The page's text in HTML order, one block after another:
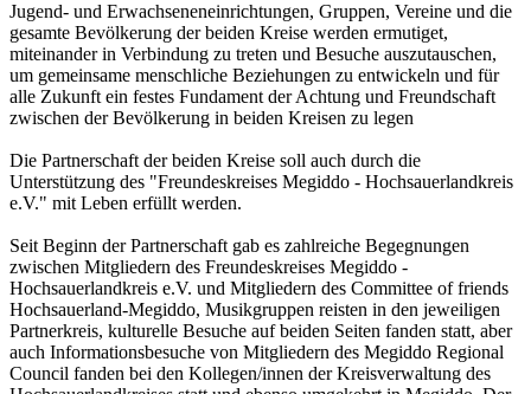
Jugend- und Erwachseneneinrichtungen, Gruppen, Vereine und die
gesamte Bevölkerung der beiden Kreise werden ermutiget,
miteinander in Verbindung zu treten und Besuche auszutauschen,
um gemeinsame menschliche Beziehungen zu entwickeln und für
alle Zukunft ein festes Fundament der Achtung und Freundschaft
zwischen der Bevölkerung in beiden Kreisen zu legen
Die Partnerschaft der beiden Kreise soll auch durch die
Unterstützung des "Freundeskreises Megiddo - Hochsauerlandkreis
e.V." mit Leben erfüllt werden.
Seit Beginn der Partnerschaft gab es zahlreiche Begegnungen
zwischen Mitgliedern des Freundeskreises Megiddo -
Hochsauerlandkreis e.V. und Mitgliedern des Committee of friends
Hochsauerland-Megiddo, Musikgruppen reisten in den jeweiligen
Partnerkreis, kulturelle Besuche auf beiden Seiten fanden statt, aber
auch Informationsbesuche von Mitgliedern des Megiddo Regional
Council fanden bei den Kollegen/innen der Kreisverwaltung des